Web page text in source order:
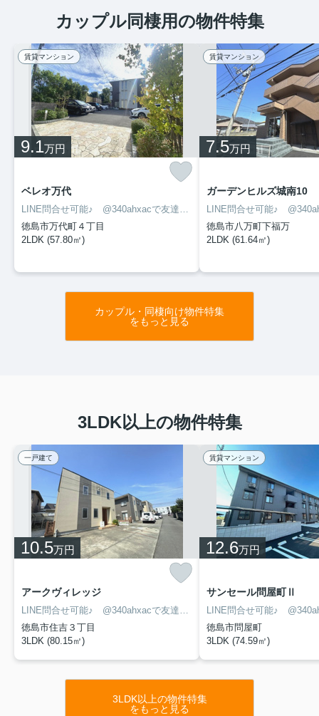
カップル同棲用の物件特集
賃貸マンション
9.1万円
ベレオ万代
LINE問合せ可能♪ @340ahxacで友達検索して下さい
徳島市万代町４丁目
2LDK (57.80㎡)
賃貸マンション
7.5万円
ガーデンヒルズ城南10
徳島市八万町下福万
2LDK (61.64㎡)
カップル・同棲向け物件特集
をもっと見る
3LDK以上の物件特集
一戸建て
10.5万円
アークヴィレッジ
LINE問合せ可能♪ @340ahxacで友達検索して下さい
徳島市住吉３丁目
3LDK (80.15㎡)
賃貸マンション
12.6万円
サンセール問屋町Ⅱ
徳島市問屋町
3LDK (74.59㎡)
3LDK以上の物件特集
をもっと見る